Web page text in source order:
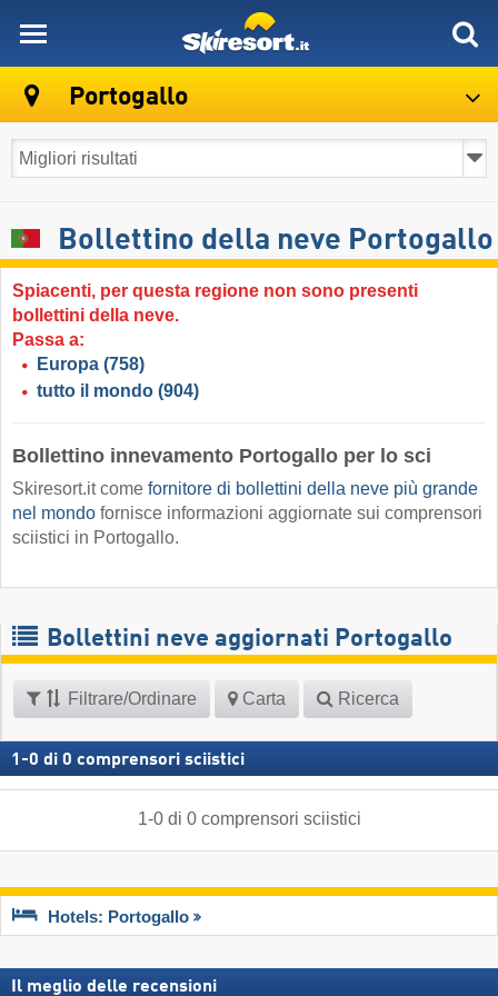
Portogallo
Bollettino della neve Portogallo
Spiacenti, per questa regione non sono presenti
bollettini della neve.
Passa a:
Europa (758)
tutto il mondo (904)
Bollettino innevamento Portogallo per lo sci
Skiresort.it come fornitore di bollettini della neve più grande
nel mondo fornisce informazioni aggiornate sui comprensori
sciistici in Portogallo.
Bollettini neve aggiornati Portogallo
Filtrare/Ordinare Carta Ricerca
1 -0 di 0 comprensori sciistici
1-0di 0 comprensori sciistici
Hotels: Portogallo
Il meglio delle recensioni